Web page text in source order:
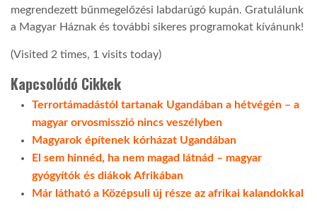
megrendezett bűnmegelőzési labdarúgó kupán. Gratulálunk
a Magyar Háznak és további sikeres programokat kívánunk!
(Visited 2 times, 1 visits today)
Kapcsolódó Cikkek
Terrortámadástól tartanak Ugandában a hétvégén – a
magyar orvosmisszió nincs veszélyben
Magyarok építenek kórházat Ugandában
El sem hinnéd, ha nem magad látnád – magyar
gyógyítók és diákok Afrikában
Már látható a Középsuli új része az afrikai kalandokkal